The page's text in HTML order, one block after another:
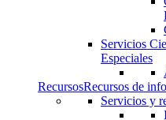
Servicios
Especiales
RecursosRecursos de
Servicios y